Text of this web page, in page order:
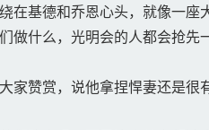
在基德和乔恩心头，就像一座
做什么，光明会的人都会抢先
家赞赏，说他拿捏悍妻还是很